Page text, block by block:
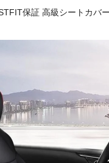
保証 高級シートカバ